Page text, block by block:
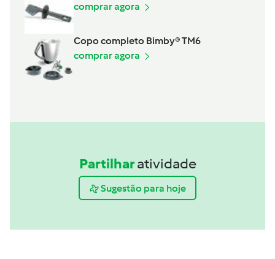
comprar agora
Copo completo Bimby® TM6
comprar agora
Partilharatividade
Sugestão para hoje